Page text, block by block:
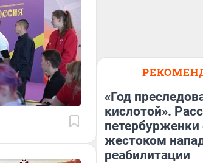
«Год
кислотой».
петербурженки
жестоком
реабилитации